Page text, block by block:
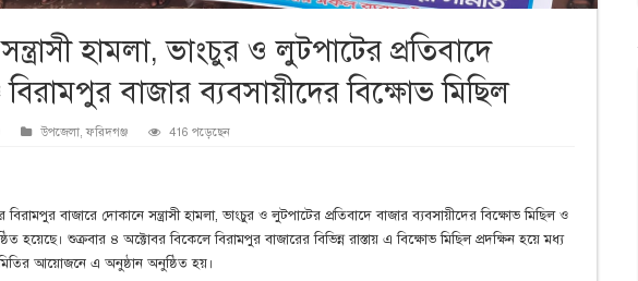
হামলা, ভাংচুর ও লুটপাটের প্রতিবাদে
বাজার ব্যবসায়ীদের বিক্ষোভ মিছিল
উপজেলা ,ফরিদগঞ্জ 416 পড়েছেন
বাজারে দোকানে সন্ত্রাসী হামলা, ভাংচুর ও লুটপাটের প্রতিবাদে বাজার ব্যবসায়ীদের বিক্ষোভ মিছিল ও
হয়েছে। শুক্রবার ৪ অক্টোবর বিকেলে বিরামপুর বাজারের বিভিন্ন রাস্তায় এ বিক্ষোভ মিছিল প্রদক্ষিন হয়ে মধ্য
আয়োজনে এ অনুষ্ঠান অনুষ্ঠিত হয়।